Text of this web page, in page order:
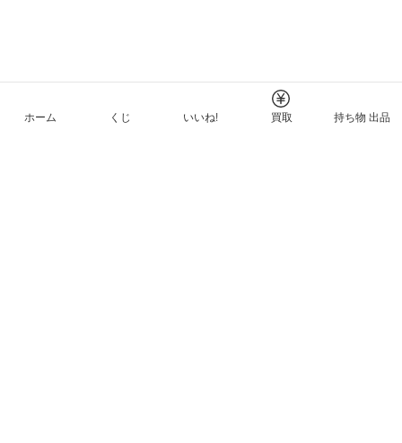
ホーム くじ いいね! 買取 持ち物 出品